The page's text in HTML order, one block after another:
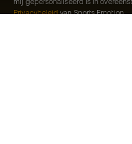
Privacybeleidvan Sports Emotion.